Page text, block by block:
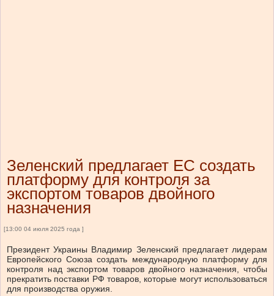
Зеленский предлагает ЕС создать
платформу для контроля за
экспортом товаров двойного
назначения
[13:00 04 июля 2025 года ]
Президент Украины Владимир Зеленский предлагает лидерам
Европейского Союза создать международную платформу для
контроля над экспортом товаров двойного назначения, чтобы
прекратить поставки РФ товаров, которые могут использоваться
для производства оружия.